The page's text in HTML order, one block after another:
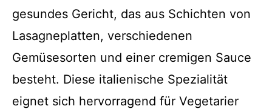
gesundes Gericht, das aus Schichten von
Lasagneplatten, verschiedenen
Gemüsesorten und einer cremigen Sauce
besteht. Diese italienische Spezialität
eignet sich hervorragend für Vegetarier